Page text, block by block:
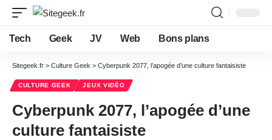
Tech Geek JV Web Bons plans
Sitegeek.fr > Culture Geek > Cyberpunk 2077, l’apogée d’une culture fantaisiste
CULTURE GEEK JEUX VIDÉO
Cyberpunk 2077, l’apogée d’une
culture fantaisiste